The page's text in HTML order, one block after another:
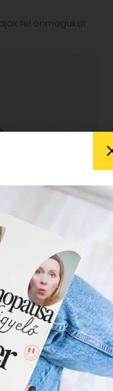
fel önmagukat
reflektorfénybe
is, amit
laza hétvégi
egységet